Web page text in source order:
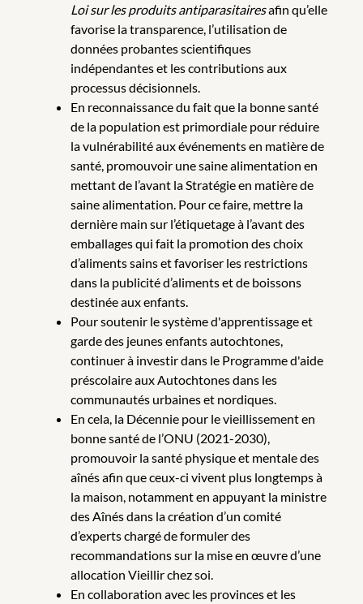
Loi sur les produits antiparasitairesafin qu’elle
favorise la transparence, l’utilisation de
données probantes scientifiques
indépendantes et les contributions aux
processus décisionnels.
En reconnaissance du fait que la bonne santé
de la population est primordiale pour réduire
la vulnérabilité aux événements en matière de
santé, promouvoir une saine alimentation en
mettant de l’avant la Stratégie en matière de
saine alimentation. Pour ce faire, mettre la
dernière main sur l’étiquetage à l’avant des
emballages qui fait la promotion des choix
d’aliments sains et favoriser les restrictions
dans la publicité d’aliments et de boissons
destinée aux enfants.
Pour soutenir le système d'apprentissage et
garde des jeunes enfants autochtones,
continuer à investir dans le Programme d'aide
préscolaire aux Autochtones dans les
communautés urbaines et nordiques.
En cela, la Décennie pour le vieillissement en
bonne santé de l’ONU (2021-2030),
promouvoir la santé physique et mentale des
aînés afin que ceux-ci vivent plus longtemps à
la maison, notamment en appuyant la ministre
des Aînés dans la création d’un comité
d’experts chargé de formuler des
recommandations sur la mise en œuvre d’une
allocation Vieillir chez soi.
En collaboration avec les provinces et les